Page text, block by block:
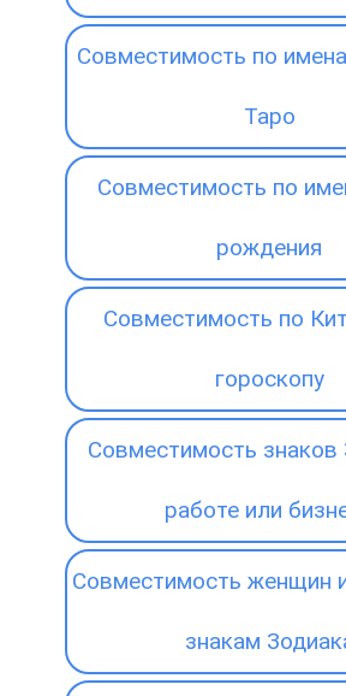
Совместимость по
Таро
Совместимость по
рождения
Совместимость по
гороскопу
Совместимость знаков
работе или
Совместимость женщин
знакам